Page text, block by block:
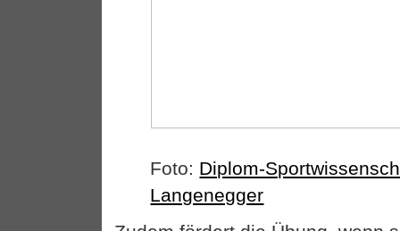
Foto: Diplom-
Langenegger